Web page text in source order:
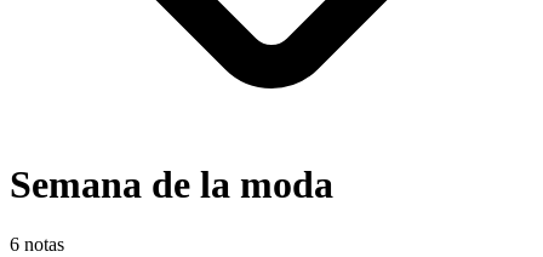
Semana de la moda
6 notas